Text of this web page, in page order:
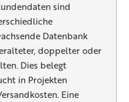
sind
Datenbank
doppelter oder
Dies belegt
in Projekten
Eine